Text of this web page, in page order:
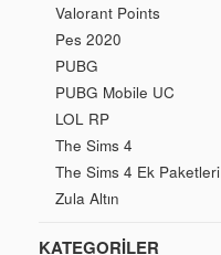
Valorant Points
Pes 2020
PUBG
PUBG Mobile UC
LOL RP
The Sims 4
The Sims 4 Ek Paketleri
Zula Altın
KATEGORILER